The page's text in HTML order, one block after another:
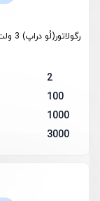
رگولاتور(لُو دراپ) 3 ولت 300 میلی آمپر با پکیج SOT-25-5
2
100
1000
3000